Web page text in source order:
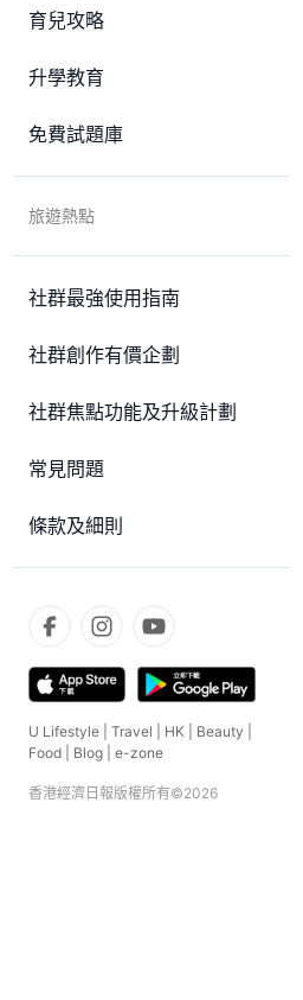
育兒攻略
升學教育
免費試題庫
旅遊熱點
社群最強使用指南
社群創作有價企劃
社群焦點功能及升級計劃
常見問題
條款及細則
U Lifestyle Travel HK Beauty
Food
Blog e-zone
香港經濟日報版權所有©2026